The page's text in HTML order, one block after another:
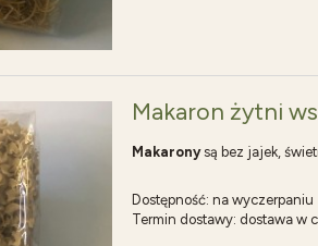
Makaron żytni
Makaronysą bez jajek,
Dostępność: na wyczerpaniu
Termin dostawy: dostawa w